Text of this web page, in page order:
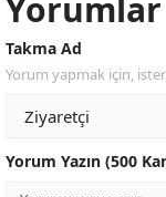
Yorumlar
Takma Ad
Yorum yapmak için,
Yorum Yazın (500